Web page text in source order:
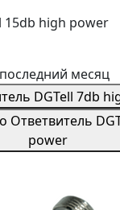
15db high power
месяц